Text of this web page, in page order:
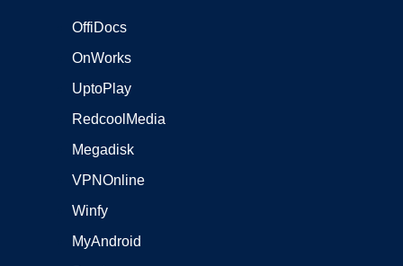
OffiDocs
OnWorks
UptoPlay
RedcoolMedia
Megadisk
VPNOnline
Winfy
MyAndroid